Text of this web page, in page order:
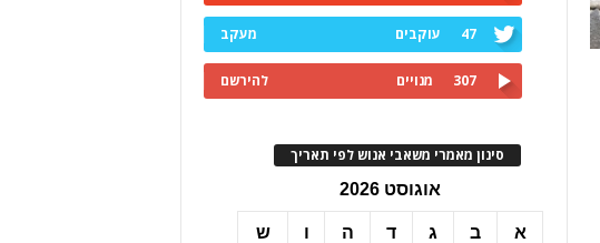
47 עוקבים מעקב
307 מנויים להירשם
סינון מאמרי משאבי אנוש לפי תאריך
אוגוסט 2026
א ב ג ד ה ו ש